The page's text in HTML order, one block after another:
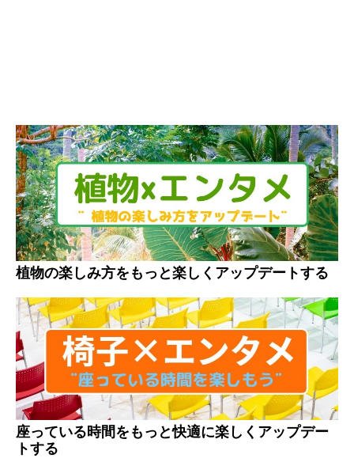
植物の楽しみ方をもっと楽しくアップデートする
座っている時間をもっと快適に楽しくアップデー
トする